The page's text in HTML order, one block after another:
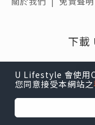
下載
U Lifestyle 會使用
您同意接受本網站之